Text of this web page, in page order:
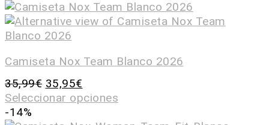
Camiseta Nox Team Blanco 2026
35,99€ 35,95€
Seleccionar opciones
-14%